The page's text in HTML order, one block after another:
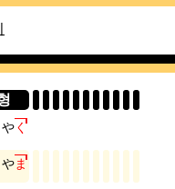
やく
やま